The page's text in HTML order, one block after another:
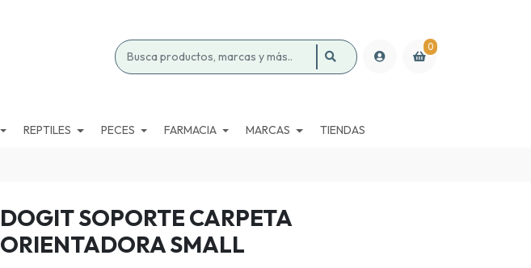
0
REPTILES PECES FARMACIA MARCAS TIENDAS
DOGIT SOPORTE CARPETA
ORIENTADORA SMALL